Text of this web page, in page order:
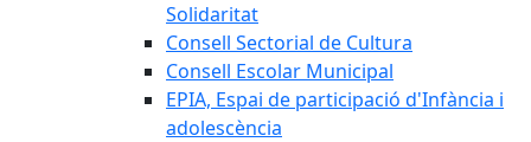
Solidaritat
Consell Sectorial de Cultura
Consell Escolar Municipal
EPIA, Espai de participació d'Infància i
adolescència